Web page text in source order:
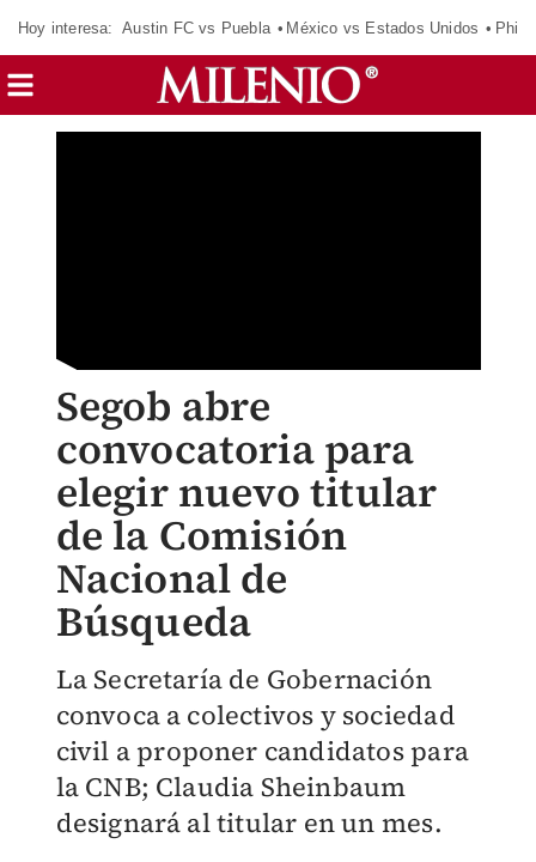
Hoy interesa: Austin FC vs Puebla México vs Estados Unidos
Segob abre
convocatoria para
elegir nuevo titular
de la Comisión
Nacional de
Búsqueda
La Secretaría de Gobernación
convoca a colectivos y sociedad
civil a proponer candidatos para
la CNB; Claudia Sheinbaum
designará al titular en un mes.